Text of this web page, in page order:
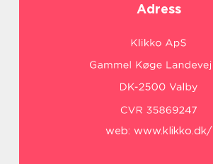
Adress
web: www.klikko.dk/